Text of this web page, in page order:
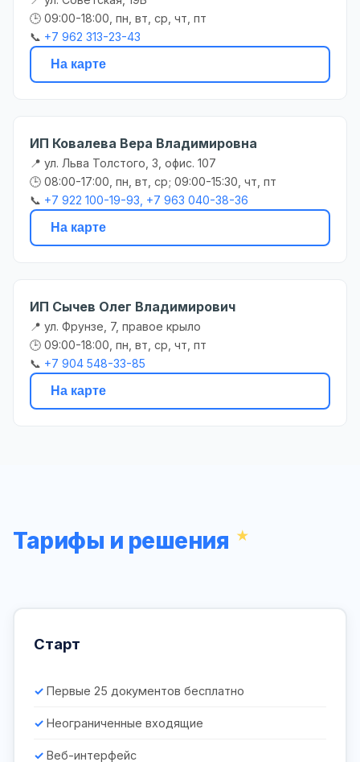
🕒 09:00-18:00, пн, вт, ср, чт, пт
📞 +7 962 313-23-43
На карте
ИП Ковалева Вера Владимировна
📍 ул. Льва Толстого, 3, офис. 107
🕒 08:00-17:00, пн, вт, ср; 09:00-15:30, чт, пт
📞 +7 922 100-19-93, +7 963 040-38-36
На карте
ИП Сычев Олег Владимирович
📍 ул. Фрунзе, 7, правое крыло
🕒 09:00-18:00, пн, вт, ср, чт, пт
📞 +7 904 548-33-85
На карте
Тарифы и решения
Старт
Первые 25 документов бесплатно
Неограниченные входящие
Веб-интерфейс